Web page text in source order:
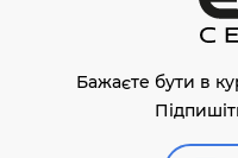
Бажаєте бути в